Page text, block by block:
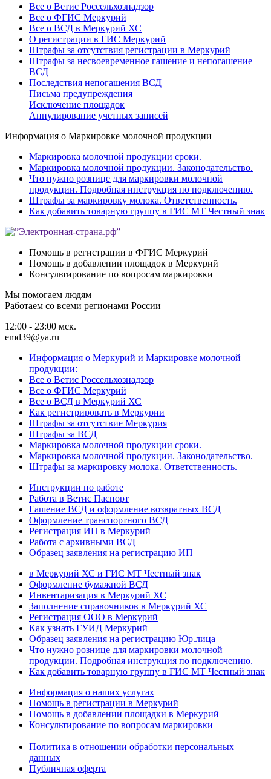
Все о Ветис Россельхознадзор
Все о ФГИС Меркурий
Все о ВСД в Меркурий ХС
О регистрации в ГИС Меркурий
Штрафы за отсутствия регистрации в Меркурий
Штрафы за несвоевременное гашение и непогашение
ВСД
Последствия непогашения ВСД
Письма предупреждения
Исключение площадок
Аннулирование учетных записей
Информация о Маркировке молочной продукции
Маркировка молочной продукции сроки.
Маркировка молочной продукции. Законодательство.
Что нужно рознице для маркировки молочной
продукции. Подробная инструкция по подключению.
Штрафы за маркировку молока. Ответственность.
Как добавить товарную группу в ГИС МТ Честный знак
Помощь в регистрации в ФГИС Меркурий
Помощь в добавлении площадок в Меркурий
Консультирование по вопросам маркировки
Мы помогаем людям
Работаем со всеми регионами России
12:00 - 23:00 мск.
emd39@ya.ru
Информация о Меркурий и Маркировке молочной
продукции:
Все о Ветис Россельхознадзор
Все о ФГИС Меркурий
Все о ВСД в Меркурий ХС
Как регистрировать в Меркурии
Штрафы за отсутствие Меркурия
Штрафы за ВСД
Маркировка молочной продукции сроки.
Маркировка молочной продукции. Законодательство.
Штрафы за маркировку молока. Ответственность.
Инструкции по работе
Работа в Ветис Паспорт
Гашение ВСД и оформление возвратных ВСД
Оформление транспортного ВСД
Регистрация ИП в Меркурий
Работа с архивными ВСД
Образец заявления на регистрацию ИП
в Меркурий ХС и ГИС МТ Честный знак
Оформление бумажной ВСД
Инвентаризация в Меркурий ХС
Заполнение справочников в Меркурий ХС
Регистрация ООО в Меркурий
Как узнать ГУИД Меркурий
Образец заявления на регистрацию Юр.лица
Что нужно рознице для маркировки молочной
продукции. Подробная инструкция по подключению.
Как добавить товарную группу в ГИС МТ Честный знак
Информация о наших услугах
Помощь в регистрации в Меркурий
Помощь в добавлении площадки в Меркурий
Консультирование по вопросам маркировки
Политика в отношении обработки персональных
данных
Публичная оферта